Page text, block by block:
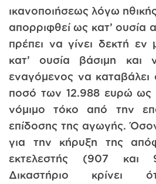
ικανοποιήσεως λόγω
απορριφθεί ως κατ’ ουσία
πρέπει να γίνει δεκτή
κατ’ ουσία βάσιμη και
εναγόμενος να
ποσό των 12.988 ευρώ ως
νόμιμο τόκο από την
επίδοσης της αγωγής.
για την κήρυξη της
εκτελεστής (907 και
Δικαστήριο